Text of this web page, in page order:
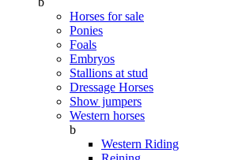
Horses for sale
Ponies
Foals
Embryos
Stallions at stud
Dressage Horses
Show jumpers
Western horses
b
Western Riding